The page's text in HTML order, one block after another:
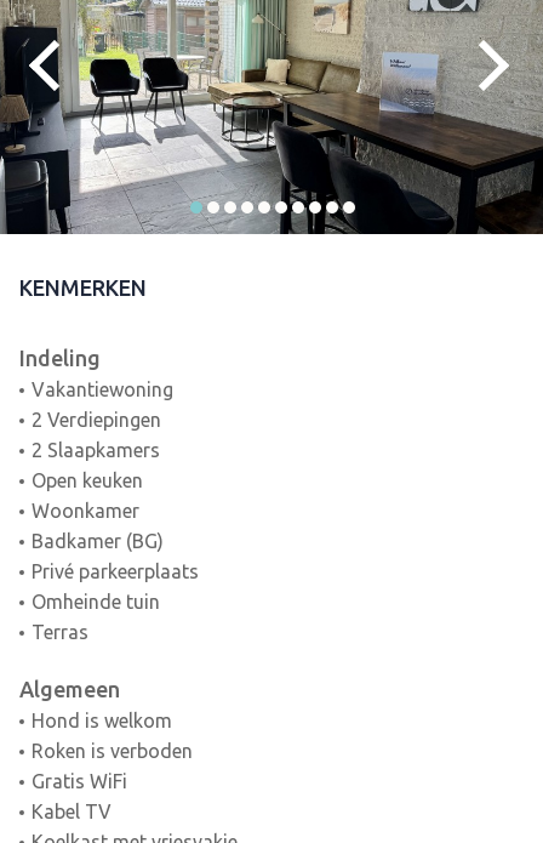
KENMERKEN
Indeling
Vakantiewoning
2 Verdiepingen
2 Slaapkamers
Open keuken
Woonkamer
Badkamer (BG)
Privé parkeerplaats
Omheinde tuin
Terras
Algemeen
Hond is welkom
Roken is verboden
Gratis WiFi
Kabel TV